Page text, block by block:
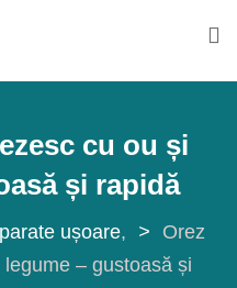
cu ou și
și rapidă
ușoare >
Orez
– gustoasă și